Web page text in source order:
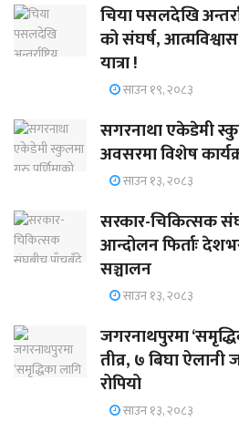
चिया पसलदेखि
को संघर्ष,
यात्रा !
साउन १९, २०८३
सगरनाथा एकेडेमी
अवसरमा विशेष
साउन १३, २०८३
सरकार-चिकित्सक
आन्दोलन फिर्ताः
सञ्चालन
साउन १३, २०८३
जगरनाथपुरमा
तीव्र, ७ बिघा ऐलानी
रोपियो
साउन १३, २०८३